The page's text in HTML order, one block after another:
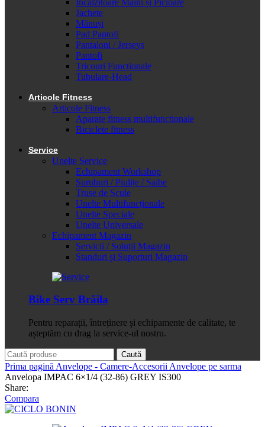
Jachete
Mănuși
Pad Pantofi
Pantaloni / Jerseys
Pantofi
Tricouri Funcționale
Tubulare-Head
Articole Fitness
Articole Fitness
Aparate fitness multifunctionale
Biciclete fitness
Service
Unelte Service
Echipament Workshop
Șuruburi / Piulițe / Șaibe
Truse de Scule
Unelte Multifuncționale
Unelte Speciale
Unelte Universale
Echipament Magazin
Servicii / Soluții Magazin
Standuri și Suporturi Magazin
Bike Serv Brăila
Pentru reparații, întreținere și echipamente de calitate, te
așteptăm cu drag la service-ul nostru.
Caută
Prima pagină Anvelope - Camere-Accesorii Anvelope pe sarma
Anvelopa IMPAC 6×1/4 (32-86) GREY IS300
Share:
Compara